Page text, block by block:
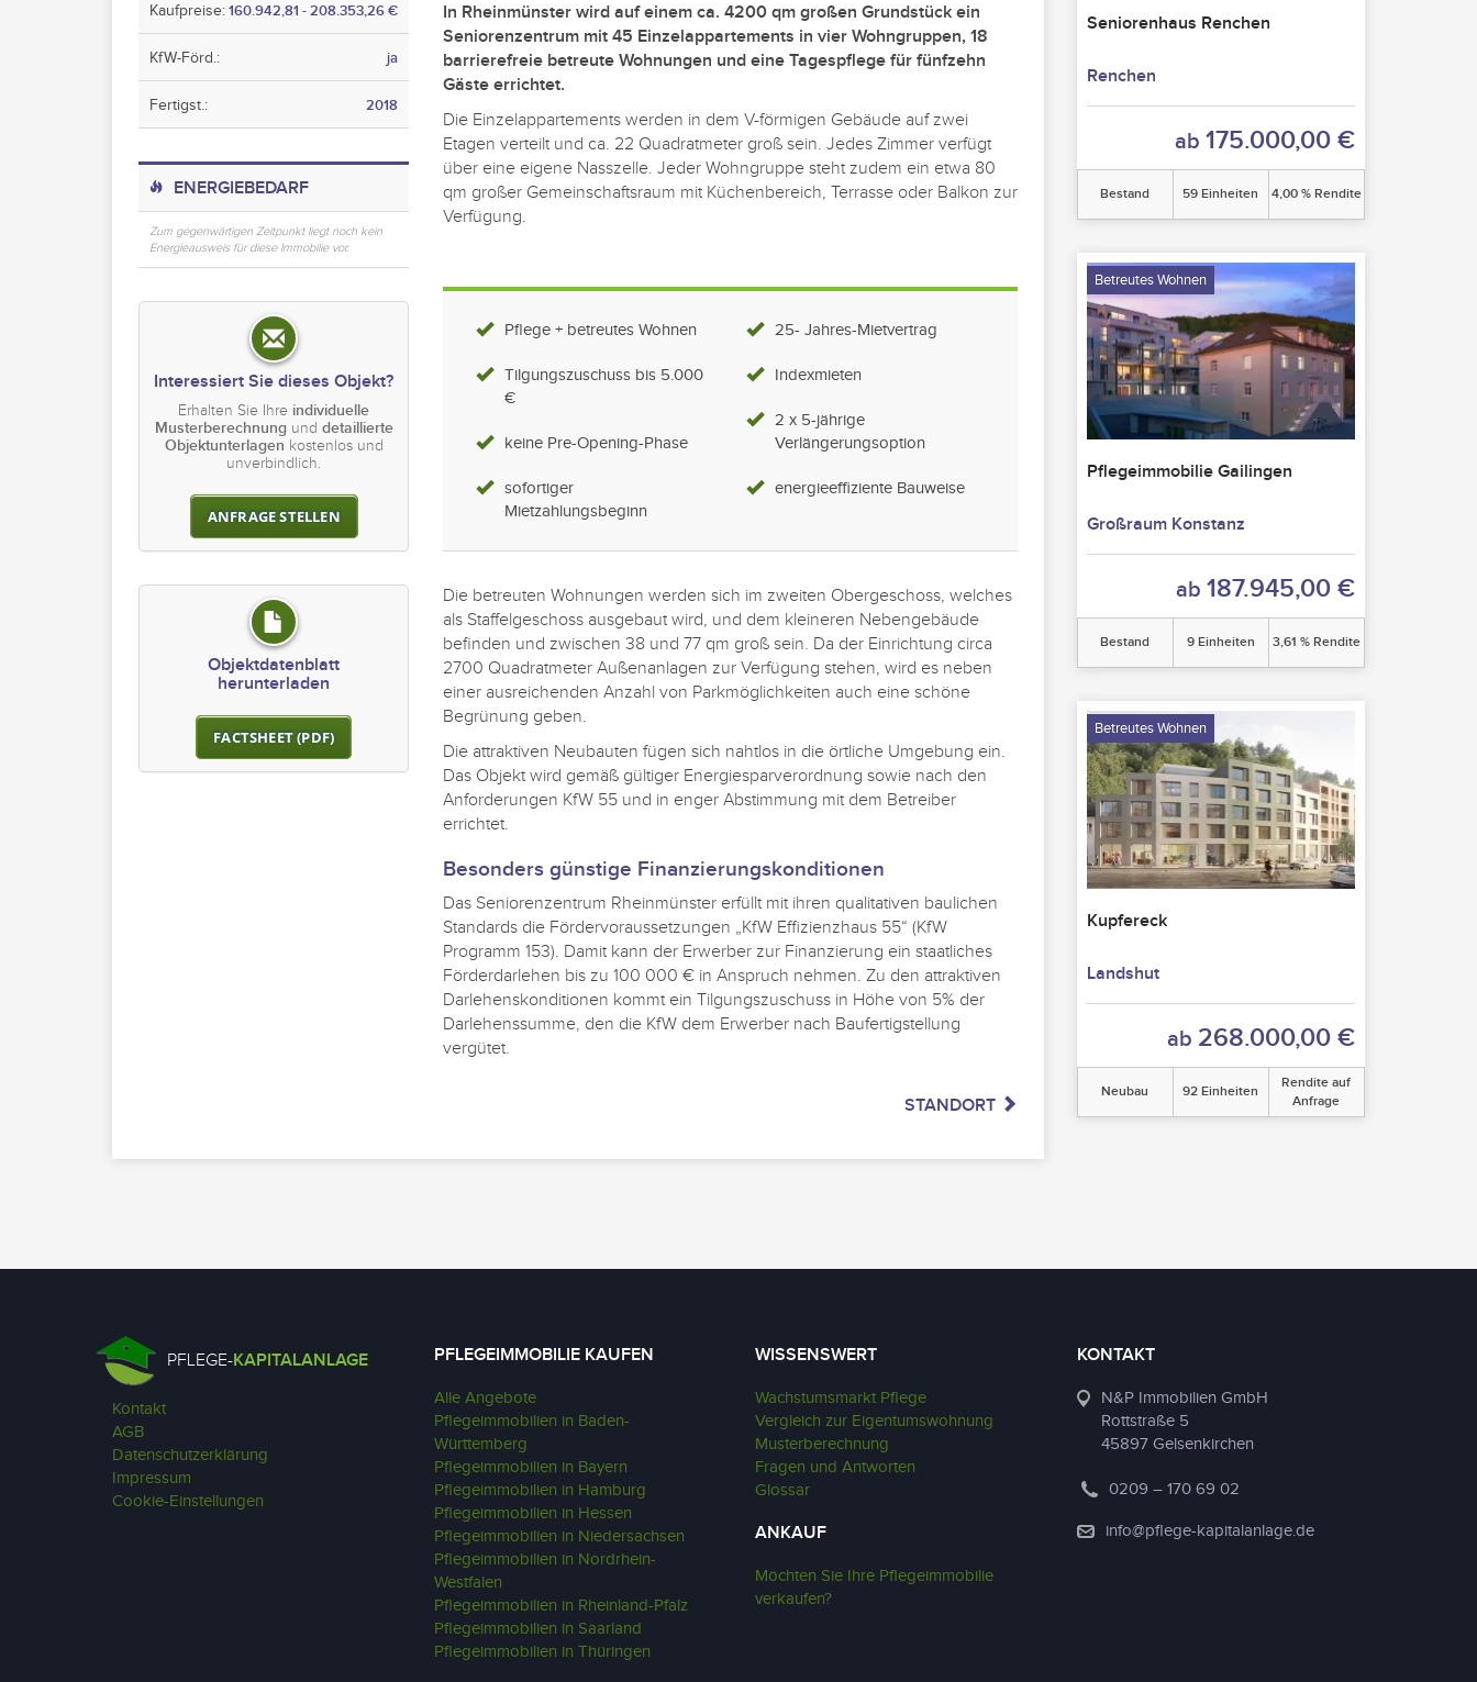
Kaufpreise:160.942,81 - 208.353,26 €
KfW-Förd.: ja
Fertigst.: 2018
ENERGIEBEDARF
Zum gegenwärtigen Zeitpunkt liegt noch kein
Energieausweis für diese Immobilie vor.
Interessiert Sie dieses Objekt?
Erhalten Sie Ihre individuelle
Musterberechnungund detaillierte
Objektunterlagen kostenlos und
unverbindlich.
ANFRAGE STELLEN
Objektdatenblatt
herunterladen
FACTSHEET (PDF)
In Rheinmünster wird auf einem ca. 4200 qm großen Grundstück ein
Seniorenzentrum mit 45 Einzelappartements in vier Wohngruppen, 18
barrierefreie betreute Wohnungen und eine Tagespflege für fünfzehn
Gäste errichtet.
Die Einzelappartements werden in dem V-förmigen Gebäude auf zwei
Etagen verteilt und ca. 22 Quadratmeter groß sein. Jedes Zimmer verfügt
über eine eigene Nasszelle. Jeder Wohngruppe steht zudem ein etwa 80
qm großer Gemeinschaftsraum mit Küchenbereich, Terrasse oder Balkon zur
Verfügung.
Pflege + betreutes Wohnen
Tilgungszuschuss bis 5.000
€
keine Pre-Opening-Phase
sofortiger
Mietzahlungsbeginn
25- Jahres-Mietvertrag
Indexmieten
2 x 5-jährige
Verlängerungsoption
energieeffiziente Bauweise
Die betreuten Wohnungen werden sich im zweiten Obergeschoss, welches
als Staffelgeschoss ausgebaut wird, und dem kleineren Nebengebäude
befinden und zwischen 38 und 77 qm groß sein. Da der Einrichtung circa
2700 Quadratmeter Außenanlagen zur Verfügung stehen, wird es neben
einer ausreichenden Anzahl von Parkmöglichkeiten auch eine schöne
Begrünung geben.
Die attraktiven Neubauten fügen sich nahtlos in die örtliche Umgebung ein.
Das Objekt wird gemäß gültiger Energiesparverordnung sowie nach den
Anforderungen KfW 55 und in enger Abstimmung mit dem Betreiber
errichtet.
Besonders günstige Finanzierungskonditionen
Das Seniorenzentrum Rheinmünster erfüllt mit ihren qualitativen baulichen
Standards die Fördervoraussetzungen „KfW Effizienzhaus 55“ (KfW
Programm 153). Damit kann der Erwerber zur Finanzierung ein staatliches
Förderdarlehen bis zu 100 000 € in Anspruch nehmen. Zu den attraktiven
Darlehenskonditionen kommt ein Tilgungszuschuss in Höhe von 5% der
Darlehenssumme, den die KfW dem Erwerber nach Baufertigstellung
vergütet.
STANDORT
Seniorenhaus Renchen
Renchen
ab 175.000,00 €
Bestand 59 Einheiten 4,00 % Rendite
Betreutes Wohnen
Pflegeimmobilie Gailingen
Großraum Konstanz
ab 187.945,00 €
Bestand 9 Einheiten 3,61 % Rendite
Betreutes Wohnen
Kupfereck
Landshut
ab 268.000,00 €
Neubau 92 Einheiten
Rendite auf
Anfrage
PFLEGE-KAPITALANLAGE
Kontakt
AGB
Datenschutzerklärung
Impressum
Cookie-Einstellungen
PFLEGEIMMOBILIE KAUFEN
Alle Angebote
Pflegeimmobilien in Baden-
Württemberg
Pflegeimmobilien in Bayern
Pflegeimmobilien in Hamburg
Pflegeimmobilien in Hessen
Pflegeimmobilien in Niedersachsen
Pflegeimmobilien in Nordrhein-
Westfalen
Pflegeimmobilien in Rheinland-Pfalz
Pflegeimmobilien in Saarland
Pflegeimmobilien in Thüringen
WISSENSWERT
Wachstumsmarkt Pflege
Vergleich zur Eigentumswohnung
Musterberechnung
Fragen und Antworten
Glossar
ANKAUF
Möchten Sie Ihre Pflegeimmobilie
verkaufen?
KONTAKT
N&P Immobilien GmbH
Rottstraße 5
45897 Gelsenkirchen
0209 – 170 69 02
info@pflege-kapitalanlage.de